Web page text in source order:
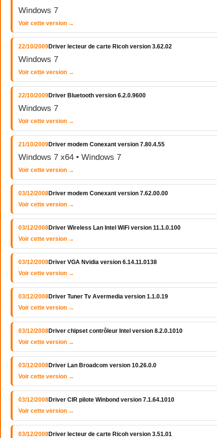
Windows 7
Voir cette version →
22/10/2009Driver lecteur de carte Ricoh version 3.62.02
Windows 7
Voir cette version →
22/10/2009Driver Bluetooth version 6.2.0.9600
Windows 7
Voir cette version →
21/10/2009Driver modem Conexant version 7.80.4.55
Windows 7 x64 • Windows 7
Voir cette version →
03/12/2008Driver modem Conexant version 7.62.00.00
Voir cette version →
03/12/2008Driver Wireless Lan Intel WiFi version 11.1.0.100
Voir cette version →
03/12/2008Driver VGA Nvidia version 6.14.11.0138
Voir cette version →
03/12/2008Driver Tuner Tv Avermedia version 1.1.0.19
Voir cette version →
03/12/2008Driver chipset contrôleur Intel version 8.2.0.1010
Voir cette version →
03/12/2008Driver Lan Broadcom version 10.26.0.0
Voir cette version →
03/12/2008Driver CIR pilote Winbond version 7.1.64.1010
Voir cette version →
03/12/2008Driver lecteur de carte Ricoh version 3.51.01